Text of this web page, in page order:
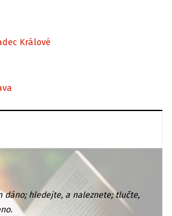
Králové
dáno; hledejte, a naleznete; tlučte,